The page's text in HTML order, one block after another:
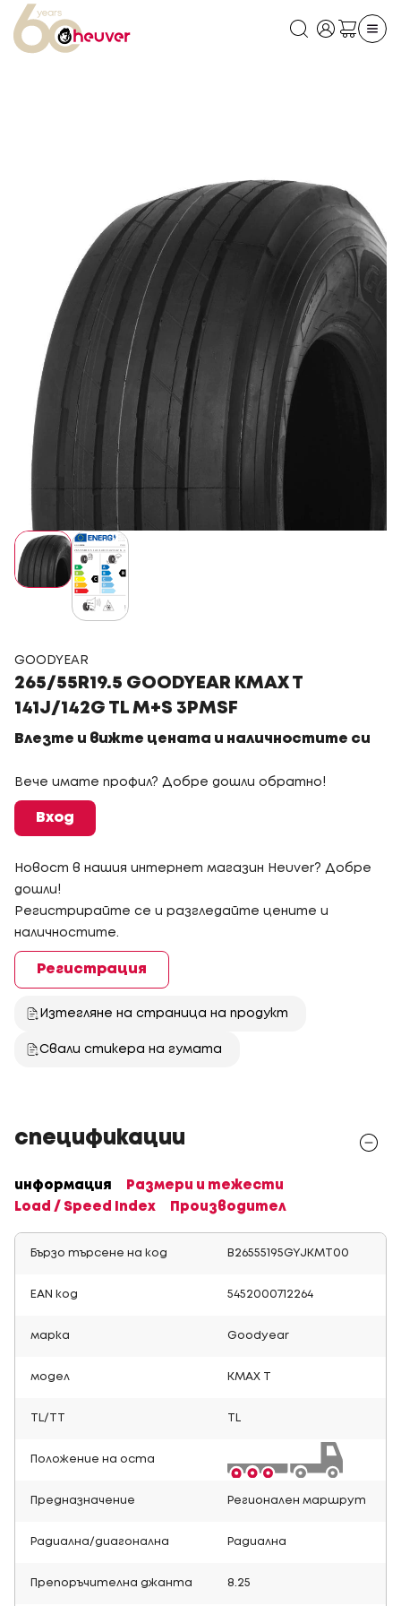
GOODYEAR
265/55R19.5 GOODYEAR KMAX T
141J/142G TL M+S 3PMSF
Влезте и вижте цената и наличностите си
Вече имате профил? Добре дошли обратно!
Вход
Новост в нашия интернет магазин Heuver? Добре
дошли!
Регистрирайте се и разгледайте цените и
наличностите.
Регистрация
Изтегляне на страница на продукт
Свали стикера на гумата
спецификации
информация
Размери и тежести
Load / Speed Index
Производител
Бързо търсене на код B26555195GYJKMT00
EAN код 5452000712264
марка Goodyear
модел KMAX T
TL/TT
Положение на оста
Предназначение Регионален маршрут
Радиална/диагонална Радиална
Препоръчителна джанта 8.25